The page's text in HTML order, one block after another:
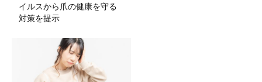
イルスから爪の健康を守る
対策を提示